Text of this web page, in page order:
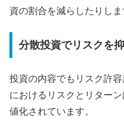
資の割合を減らしたりしま
分散投資でリスクを
投資の内容でもリスク許
におけるリスクとリター
値化されています。